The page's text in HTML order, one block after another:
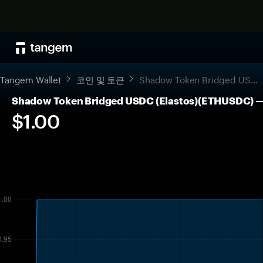
Tangem Wallet 코인 및 토큰 Shadow Token Bridged USDC (Elastos)
Shadow Token Bridged USDC (Elastos)(ETHUSDC) —
$1.00